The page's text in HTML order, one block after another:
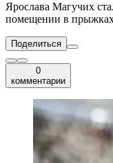
Ярослава Магучих
помещении в
Поделиться
0
комментарии